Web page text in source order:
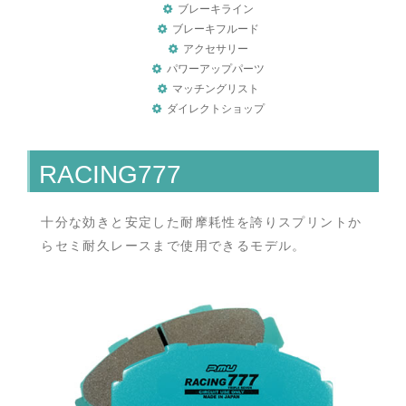
ブレーキライン
ブレーキフルード
アクセサリー
パワーアップパーツ
マッチングリスト
ダイレクトショップ
RACING777
十分な効きと安定した耐摩耗性を誇りスプリントか
らセミ耐久レースまで使用できるモデル。